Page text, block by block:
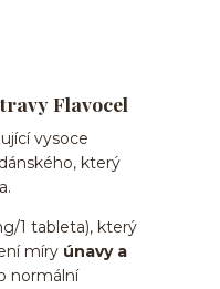
Flavocel
vysoce
který
1 tableta), který
míry únavy a
normální